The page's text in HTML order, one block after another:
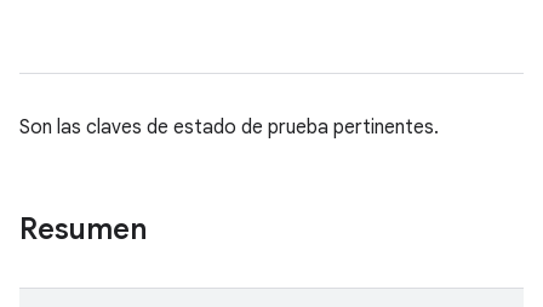
Son las claves de estado de prueba pertinentes.
Resumen